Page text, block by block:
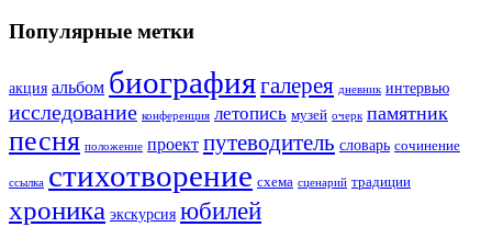
Популярные метки
акция альбом биографиягалерея дневник интервью
исследование конференция летопись музей очерк памятник
песня положение проект путеводитель словарь сочинение
ссылка стихотворение схема сценарий традиции
хроника экскурсия юбилей